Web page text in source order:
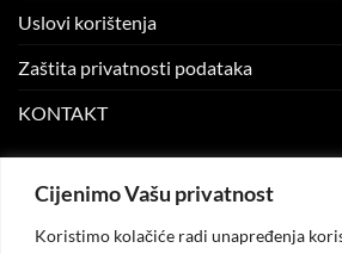
Cijenimo Vašu privatnost
Koristimo kolačiće radi unapređenja
Uslovi korištenja
Zaštita privatnosti podataka
KONTAKT